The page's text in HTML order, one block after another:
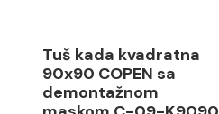
Tuš kada kvadratna
90x90 COPEN sa
demontažnom